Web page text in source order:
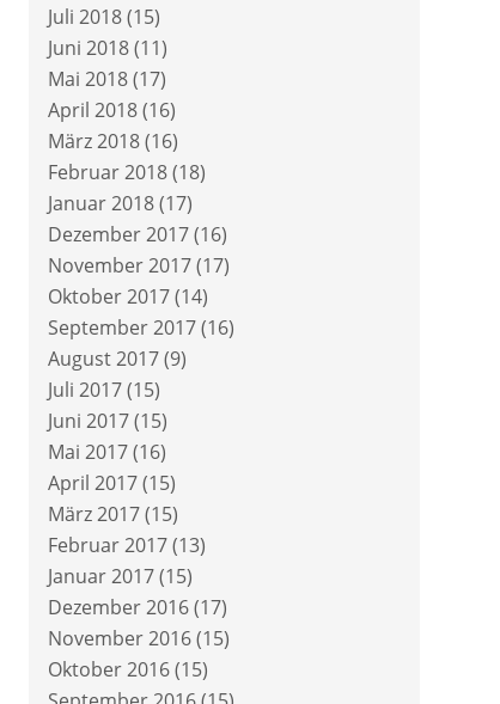
Juli 2018(15)
Juni 2018(11)
Mai 2018(17)
April 2018(16)
März 2018(16)
Februar 2018(18)
Januar 2018(17)
Dezember 2017(16)
November 2017(17)
Oktober 2017(14)
September 2017(16)
August 2017(9)
Juli 2017(15)
Juni 2017(15)
Mai 2017(16)
April 2017(15)
März 2017(15)
Februar 2017(13)
Januar 2017(15)
Dezember 2016(17)
November 2016(15)
Oktober 2016(15)